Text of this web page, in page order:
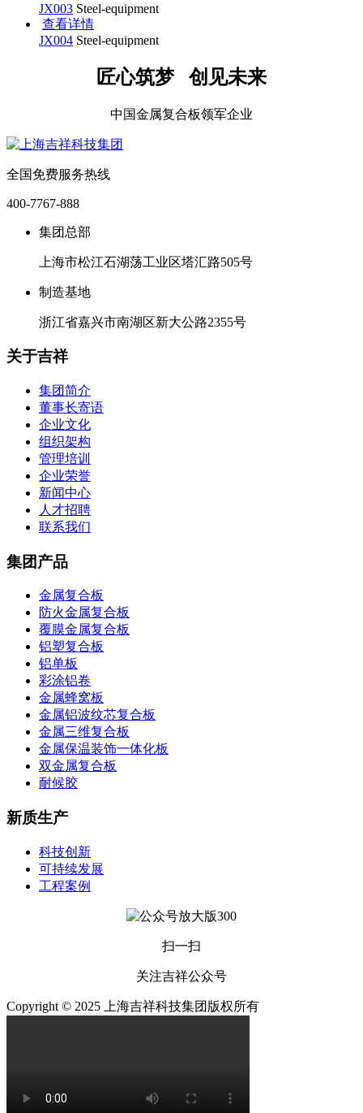
JX003 Steel-equipment
查看详情
JX004 Steel-equipment
匠心筑梦 创见未来
中国金属复合板领军企业
全国免费服务热线
400-7767-888
集团总部
上海市松江石湖荡工业区塔汇路505号
制造基地
浙江省嘉兴市南湖区新大公路2355号
关于吉祥
集团简介
董事长寄语
企业文化
组织架构
管理培训
企业荣誉
新闻中心
人才招聘
联系我们
集团产品
金属复合板
防火金属复合板
覆膜金属复合板
铝塑复合板
铝单板
彩涂铝卷
金属蜂窝板
金属铝波纹芯复合板
金属三维复合板
金属保温装饰一体化板
双金属复合板
耐候胶
新质生产
科技创新
可持续发展
工程案例
扫一扫
关注吉祥公众号
Copyright © 2025 上海吉祥科技集团版权所有